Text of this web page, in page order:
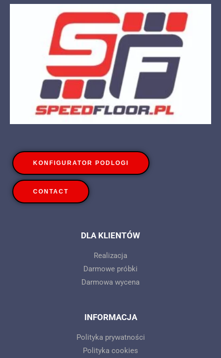
KONFIGURATOR PODLOGI
CONTACT
DLA KLIENTÓW
Realizacja
Darmowe próbki
Darmowa wycena
INFORMACJA
Polityka prywatności
Polityka cookies